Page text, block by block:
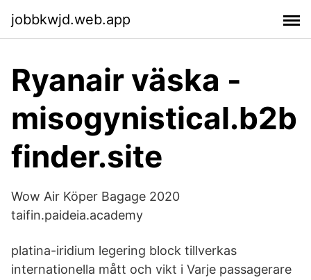
jobbkwjd.web.app
Ryanair väska -
misogynistical.b2b
finder.site
Wow Air Köper Bagage 2020
taifin.paideia.academy
platina-iridium legering block tillverkas
internationella mått och vikt i Varje passagerare